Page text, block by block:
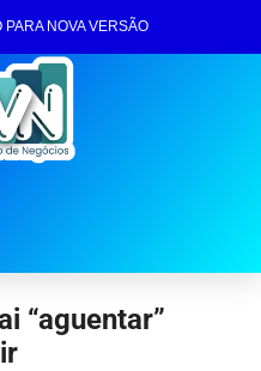
NOVA VERSÃO
“aguentar”